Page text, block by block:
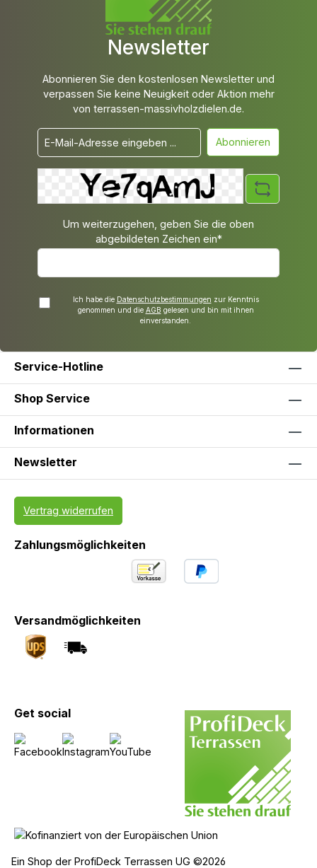
Newsletter
Abonnieren Sie den kostenlosen Newsletter und
verpassen Sie keine Neuigkeit oder Aktion mehr
von terrassen-massivholzdielen.de.
Abonnieren
Um weiterzugehen, geben Sie die oben
abgebildeten Zeichen ein*
Ich habe die Datenschutzbestimmungen zur Kenntnis
genommen und die AGB gelesen und bin mit ihnen
einverstanden.
Service-Hotline
Shop Service
Informationen
Newsletter
Vertrag widerrufen
Zahlungsmöglichkeiten
Versandmöglichkeiten
Get social
Ein Shop der ProfiDeck Terrassen UG ©2026